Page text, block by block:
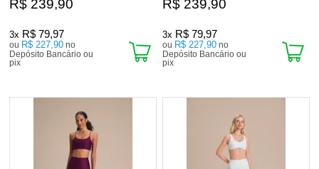
R$ 239,90
3x R$ 79,97
ou R$ 227,90 no
Depósito Bancário ou
pix
R$ 239,90
3x R$ 79,97
ou R$ 227,90 no
Depósito Bancário ou
pix